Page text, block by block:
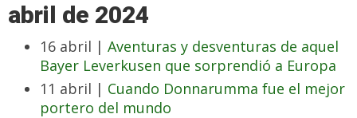
abril de 2024
16 abril | Aventuras y desventuras de aquel
Bayer Leverkusen que sorprendió a Europa
11 abril | Cuando Donnarumma fue el mejor
portero del mundo